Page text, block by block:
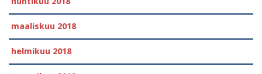
maaliskuu 2018
helmikuu 2018